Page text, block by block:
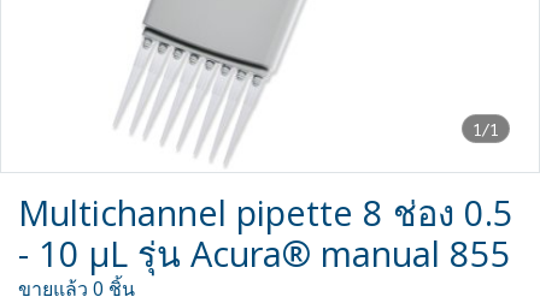
1/1
Multichannel pipette 8 ช่อง 0.5
- 10 µL รุ่น Acura® manual 855
ขายแล้ว 0 ชิ้น